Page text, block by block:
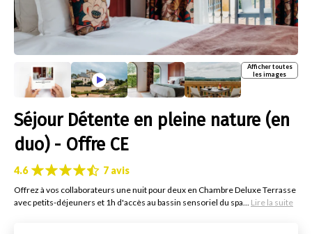
Afficher toutes
les images
Séjour Détente en pleine nature (en
duo) - Offre CE
4.6 7 avis
Offrez à vos collaborateurs une nuit pour deux en Chambre Deluxe Terrasse
avec petits-déjeuners et 1h d'accès au bassin sensoriel du spa... Lire la suite